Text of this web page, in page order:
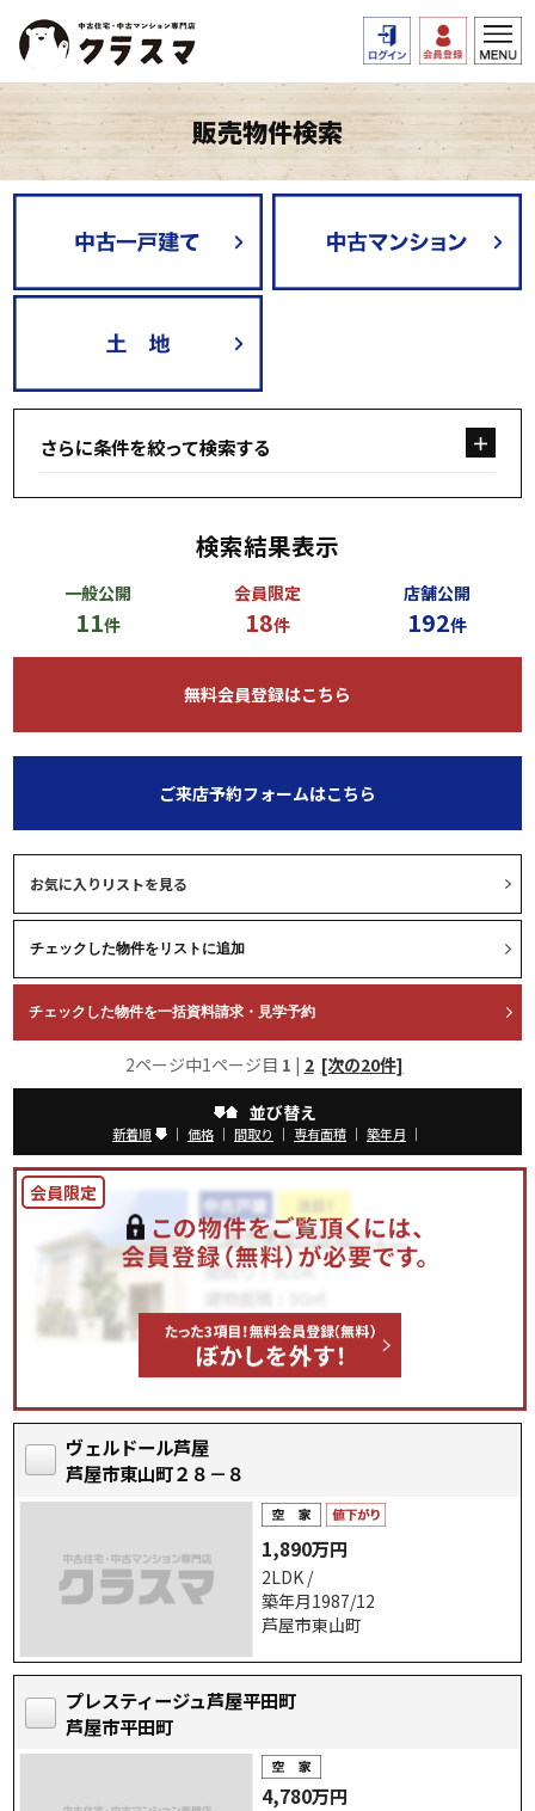
販売物件検索
さらに条件を絞って検索する
検索結果表示
一般公開
11件
会員限定
18件
店舗公開
192件
無料会員登録はこちら
ご来店予約フォームはこちら
お気に入りリストを見る
2ページ中1ページ目 1 | 2 [次の20件]
並び替え
新着順 ｜ 価格 ｜ 間取り ｜ 専有面積 ｜ 築年月 ｜
ヴェルドール芦屋
芦屋市東山町２８－８
1,890万円
2LDK /
築年月1987/12
芦屋市東山町
プレスティージュ芦屋平田町
芦屋市平田町
4,780万円